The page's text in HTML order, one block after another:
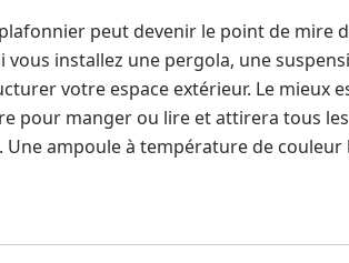
peut devenir le point de mire
vous installez une pergola, une
votre espace extérieur. Le mieux
pour manger ou lire et attirera tous
Une ampoule à température de